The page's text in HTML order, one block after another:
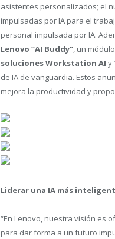
asistentes personalizados; el
impulsadas por IA para el
personal impulsada por IA.
Lenovo “AI Buddy”, un
soluciones Workstation AI y
de IA de vanguardia. Estos
mejora la productividad y
Liderar una IA más
“En Lenovo, nuestra visión es
para dar forma a un futuro